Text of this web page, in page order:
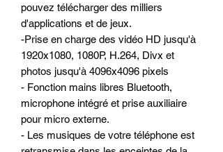
pouvez télécharger des milliers
d'applications et de jeux.
-Prise en charge des vidéo HD jusqu'à
1920x1080, 1080P, H.264, Divx et
photos jusqu'à 4096x4096 pixels
- Fonction mains libres Bluetooth,
microphone intégré et prise auxiliaire
pour micro externe.
- Les musiques de votre téléphone est